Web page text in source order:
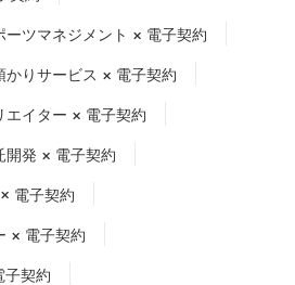
ーツマネジメント × 電子契約
りサービス × 電子契約
エイター × 電子契約
開発 × 電子契約
電子契約
× 電子契約
子契約